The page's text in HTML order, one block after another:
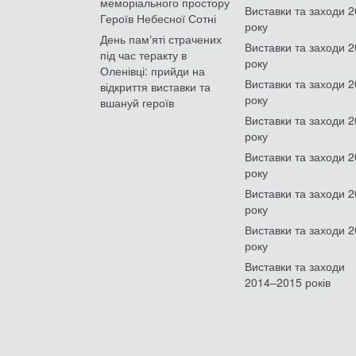
Героїв Небесної Сотні
День памʼяті страчених
під час теракту в
Оленівці: прийди на
відкриття виставки та
вшануй героїв
Виставки та заходи
року
Виставки та заходи
року
Виставки та заходи
року
Виставки та заходи
року
Виставки та заходи
року
Виставки та заходи
року
Виставки та заходи
року
Виставки та заходи
2014–2015 років